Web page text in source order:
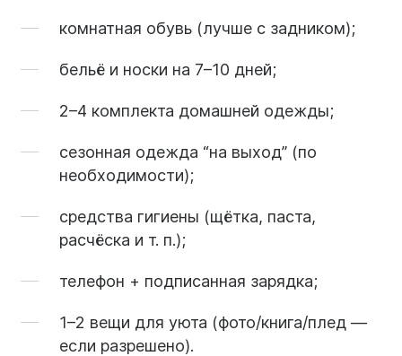
комнатная обувь (лучше с задником);
бельё и носки на 7–10 дней;
2–4 комплекта домашней одежды;
сезонная одежда “на выход” (по
необходимости);
средства гигиены (щётка, паста,
расчёска и т. п.);
телефон + подписанная зарядка;
1–2 вещи для уюта (фото/книга/плед —
если разрешено).